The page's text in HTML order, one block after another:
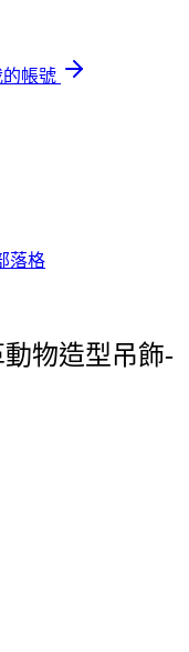
的帳號
落格
動物造型吊飾-